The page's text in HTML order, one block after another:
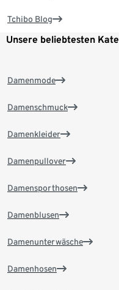
Tchibo Blog
Unsere beliebtesten
Damenmode
Damenschmuck
Damenkleider
Damenpullover
Damensporthosen
Damenblusen
Damenunterwäsche
Damenhosen